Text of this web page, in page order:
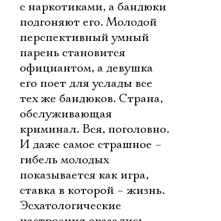
с наркотиками, а бандюки
подгоняют его. Молодой
перспективный умный
парень становится
официантом, а девушка
его поет для услады все
тех же бандюков. Страна,
обслуживающая
криминал. Вся, поголовно.
И даже самое страшное –
гибель молодых
показывается как игра,
ставка в которой – жизнь.
Эсхатологические